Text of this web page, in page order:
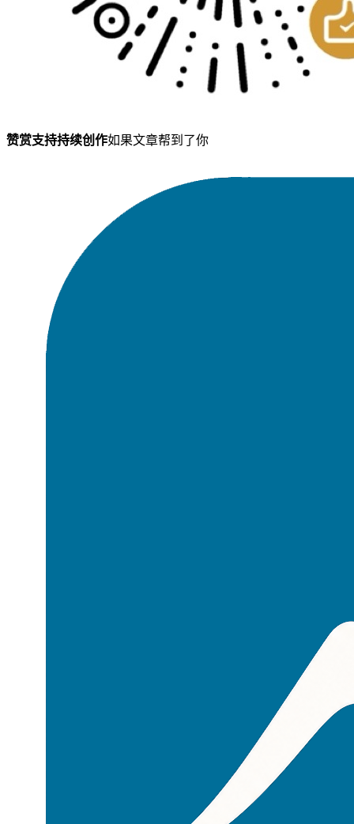
赞赏支持持续创作如果文章帮到了你